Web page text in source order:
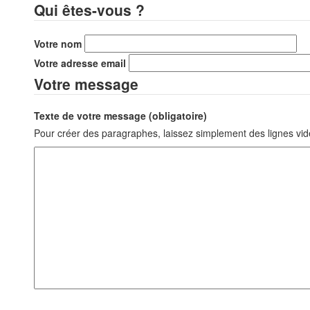
Qui êtes-vous ?
Votre nom
Votre adresse email
Votre message
Texte de votre message (obligatoire)
Pour créer des paragraphes, laissez simplement des lignes